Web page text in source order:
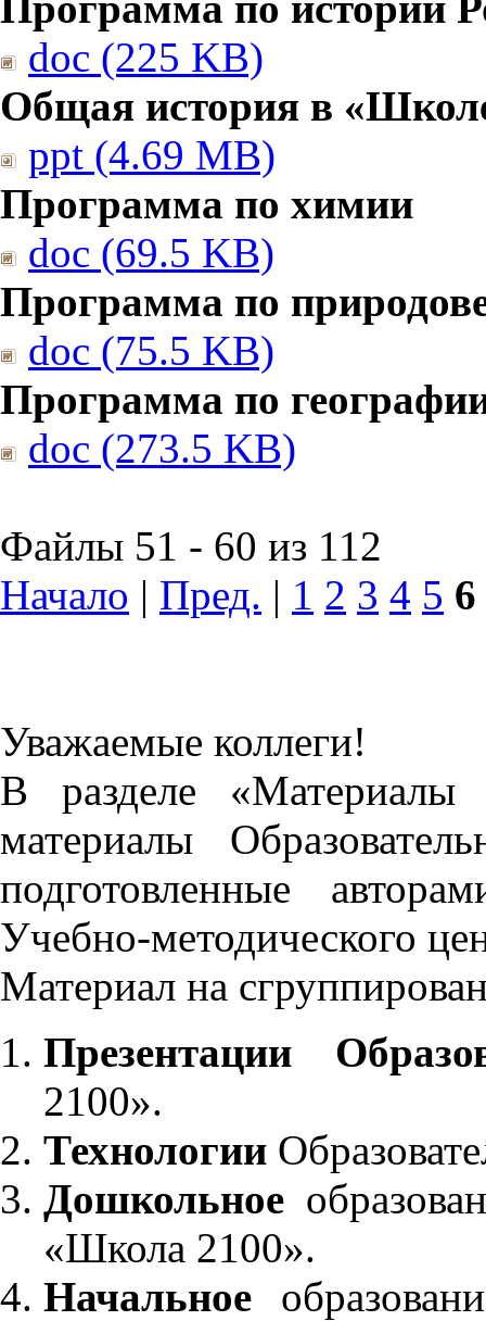
doc (225 KB)
Общая история в
ppt (4.69 MB)
Программа по химии
doc (69.5 KB)
Программа по
doc (75.5 KB)
Программа по
doc (273.5 KB)
Файлы 51 - 60 из 112
Начало | Пред. | 1 2 3 4 5 6
Уважаемые коллеги!
В разделе «Материалы
материалы
подготовленные
Учебно-методического
Материал на
Презентации
2100».
Технологии
Дошкольное
«Школа 2100».
Начальное